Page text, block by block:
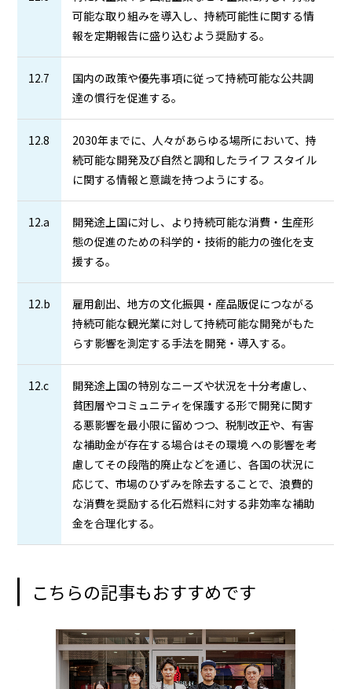
可能な取り組みを導入し、持続可能性に関する情
報を定期報告に盛り込むよう奨励する。
12.7
国内の政策や優先事項に従って持続可能な公共調
達の慣行を促進する。
12.8
2030年までに、人々があらゆる場所において、持
続可能な開発及び自然と調和したライフ スタイル
に関する情報と意識を持つようにする。
12.a
開発途上国に対し、より持続可能な消費・生産形
態の促進のための科学的・技術的能力の強化を支
援する。
12.b
雇用創出、地方の文化振興・産品販促につながる
持続可能な観光業に対して持続可能な開発がもた
らす影響を測定する手法を開発・導入する。
12.c
開発途上国の特別なニーズや状況を十分考慮し、
貧困層やコミュニティを保護する形で開発に関す
る悪影響を最小限に留めつつ、税制改正や、有害
な補助金が存在する場合はその環境 への影響を考
慮してその段階的廃止などを通じ、各国の状況に
応じて、市場のひずみを除去することで、浪費的
な消費を奨励する化石燃料に対する非効率な補助
金を合理化する。
こちらの記事もおすすめです